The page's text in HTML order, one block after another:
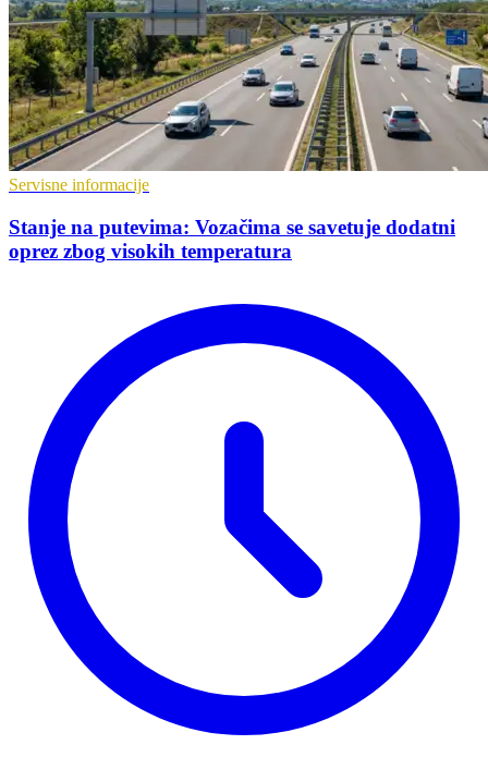
Servisne informacije
Stanje na putevima: Vozačima se savetuje dodatni
oprez zbog visokih temperatura